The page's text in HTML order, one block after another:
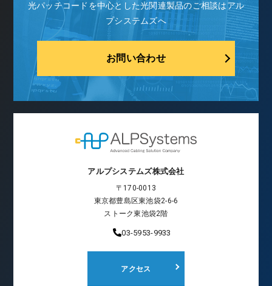
光パッチコードを中心とした光関連製品のご相談はアル
プシステムズへ
お問い合わせ
アルプシステムズ株式会社
〒170-0013
東京都豊島区東池袋2-6-6
ストーク東池袋2階
03-5953-9933
アクセス